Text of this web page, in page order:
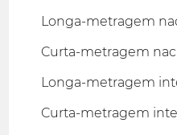
Longa-metragem
Curta-metragem
Longa-metragem
Curta-metragem